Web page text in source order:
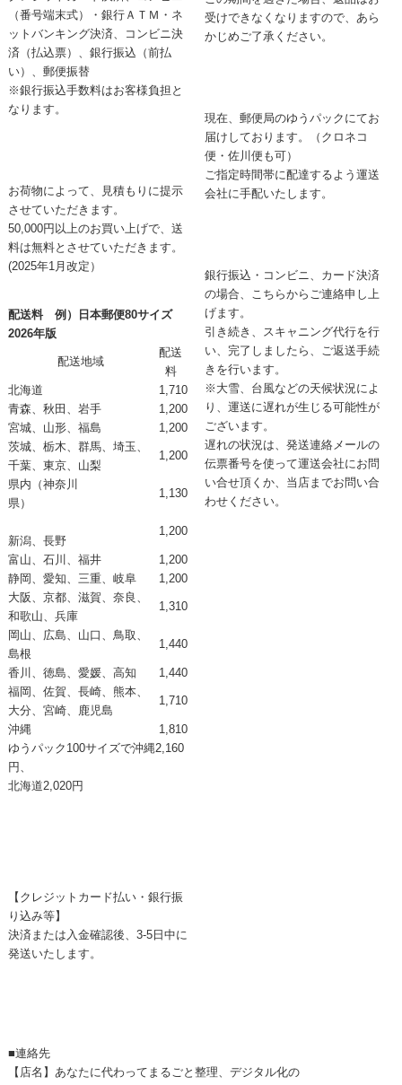
（番号端末式）・銀行ＡＴＭ・ネ
ットバンキング決済、コンビニ決
済（払込票）、銀行振込（前払
い）、郵便振替
※銀行振込手数料はお客様負担と
なります。
お荷物によって、見積もりに提示
させていただきます。
50,000円以上のお買い上げで、送
料は無料とさせていただきます。
(2025年1月改定）
配送料 例）日本郵便80サイズ
2026年版
配送地域
配送
料
北海道
1,710
青森、秋田、岩手
1,200
宮城、山形、福島
1,200
茨城、栃木、群馬、埼玉、
千葉、東京、山梨
1,200
県内（神奈川
県）
新潟、長野
1,130
1,200
富山、石川、福井
1,200
静岡、愛知、三重、岐阜
1,200
大阪、京都、滋賀、奈良、
和歌山、兵庫
1,310
岡山、広島、山口、鳥取、
島根
1,440
香川、徳島、愛媛、高知
1,440
福岡、佐賀、長崎、熊本、
大分、宮崎、鹿児島
1,710
沖縄
1,810
ゆうパック100サイズで沖縄2,160
円、
北海道2,020円
【クレジットカード払い・銀行振
り込み等】
決済または入金確認後、3-5日中に
発送いたします。
受けできなくなりますので、あら
かじめご了承ください。
現在、郵便局のゆうパックにてお
届けしております。（クロネコ
便・佐川便も可）
ご指定時間帯に配達するよう運送
会社に手配いたします。
銀行振込・コンビニ、カード決済
の場合、こちらからご連絡申し上
げます。
引き続き、スキャニング代行を行
い、完了しましたら、ご返送手続
きを行います。
※大雪、台風などの天候状況によ
り、運送に遅れが生じる可能性が
ございます。
遅れの状況は、発送連絡メールの
伝票番号を使って運送会社にお問
い合せ頂くか、当店までお問い合
わせください。
■連絡先
【店名】あなたに代わってまるごと整理、デジタル化の